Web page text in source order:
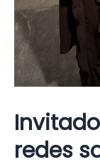
redes